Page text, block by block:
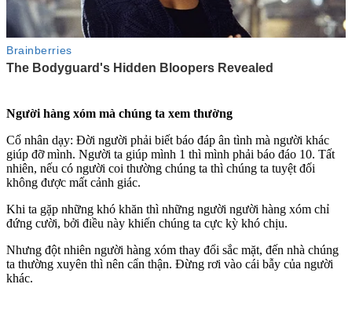
Người hàng xóm mà chúng ta xem thường
Cổ nhân dạy: Đời người phải biết báo đáp ân tình mà người khác
giúp đỡ mình. Người ta giúp mình 1 thì mình phải báo đáo 10. Tất
nhiên, nếu có người coi thường chúng ta thì chúng ta tuyệt đối
không được mất cảnh giác.
Khi ta gặp những khó khăn thì những người người hàng xóm chỉ
đứng cười, bởi điều này khiến chúng ta cực kỳ khó chịu.
Nhưng đột nhiên người hàng xóm thay đổi sắc mặt, đến nhà chúng
ta thường xuyên thì nên cẩn thận. Đừng rơi vào cái bẫy của người
khác.